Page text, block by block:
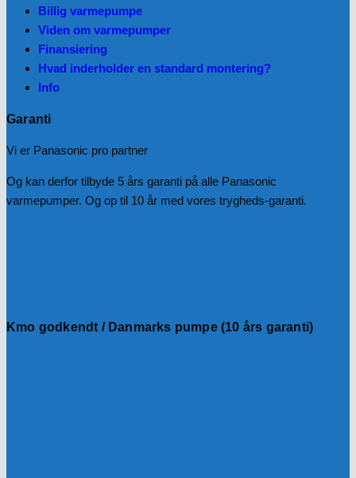
Billig varmepumpe
Viden om varmepumper
Finansiering
Hvad inderholder en standard montering?
Info
Garanti
Vi er Panasonic pro partner
Og kan derfor tilbyde 5 års garanti på alle Panasonic
varmepumper. Og op til 10 år med vores trygheds-garanti.
Kmo godkendt / Danmarks pumpe (10 års garanti)